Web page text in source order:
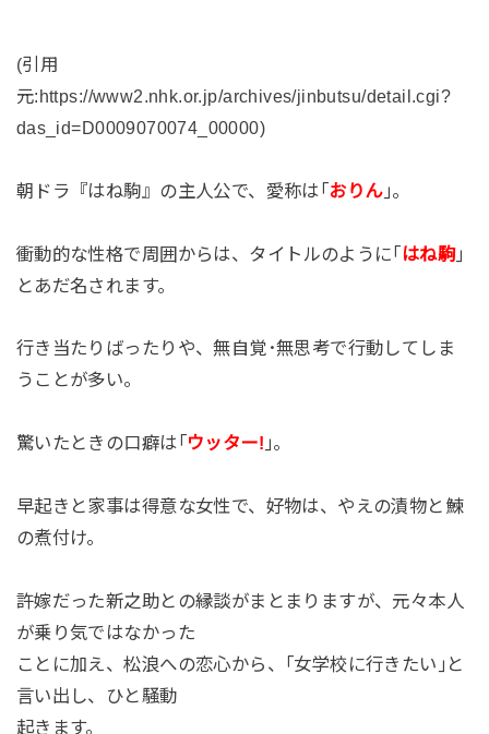
(引用
元:https://www2.nhk.or.jp/archives/jinbutsu/detail.cgi?
das_id=D0009070074_00000)
朝ドラ『はね駒』の主人公で、愛称は｢おりん｣。
衝動的な性格で周囲からは、タイトルのように｢はね駒｣
とあだ名されます。
行き当たりばったりや、無自覚･無思考で行動してしま
うことが多い。
驚いたときの口癖は｢ウッター! ｣。
早起きと家事は得意な女性で、好物は、やえの漬物と鰊
の煮付け。
許嫁だった新之助との縁談がまとまりますが、元々本人
が乗り気ではなかった
ことに加え、松浪への恋心から、｢女学校に行きたい｣と
言い出し、ひと騒動
起きます。